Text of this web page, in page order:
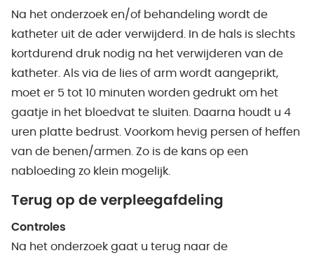
Na het onderzoek en/of behandeling wordt de
katheter uit de ader verwijderd. In de hals is slechts
kortdurend druk nodig na het verwijderen van de
katheter. Als via de lies of arm wordt aangeprikt,
moet er 5 tot 10 minuten worden gedrukt om het
gaatje in het bloedvat te sluiten. Daarna houdt u 4
uren platte bedrust. Voorkom hevig persen of heffen
van de benen/armen. Zo is de kans op een
nabloeding zo klein mogelijk.
Terug op de verpleegafdeling
Controles
Na het onderzoek gaat u terug naar de